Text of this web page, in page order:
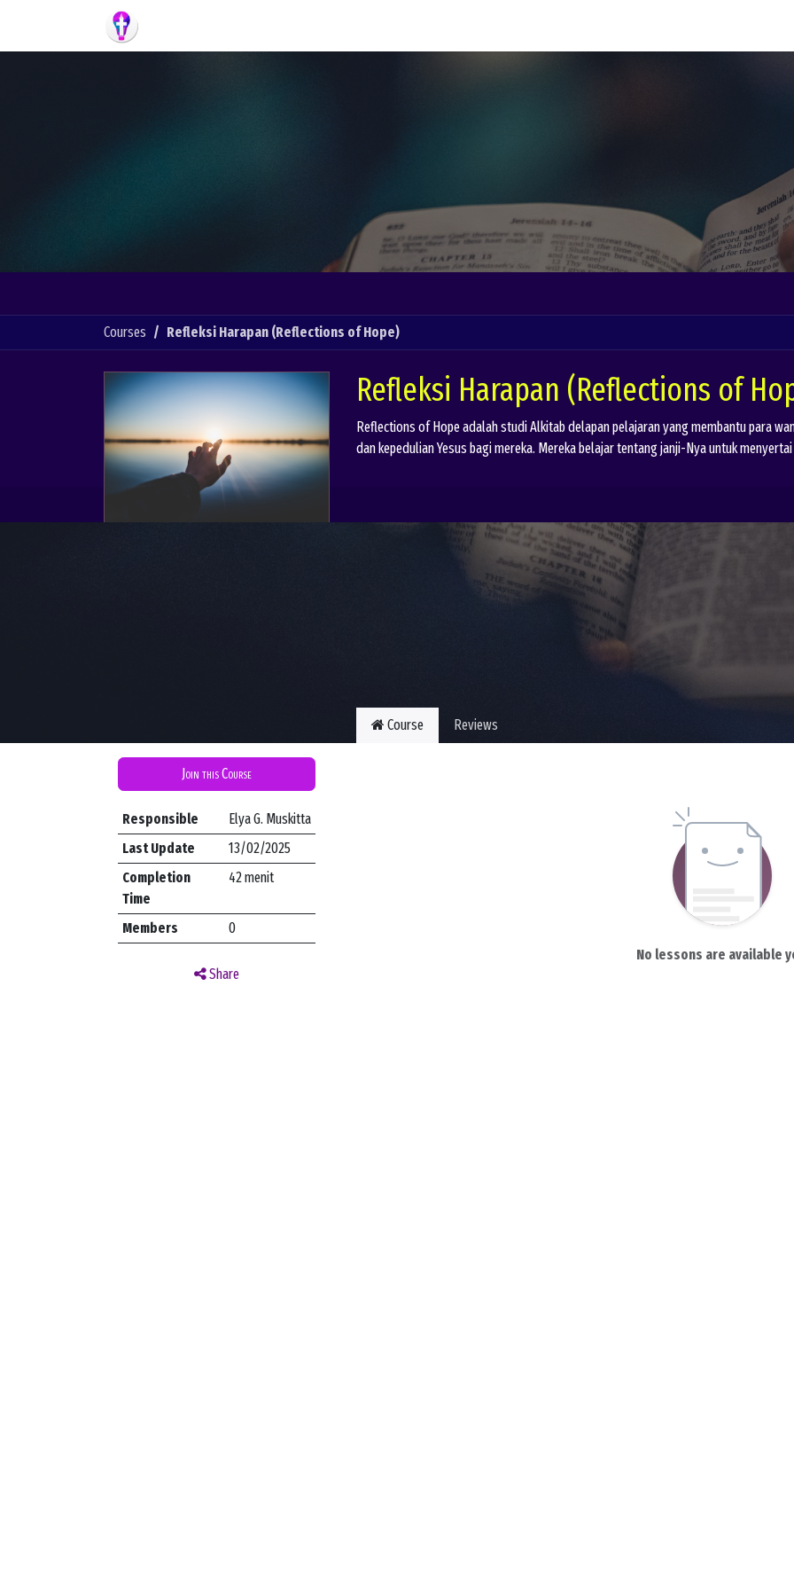
Courses Refleksi Harapan (Reflections of Hope)
Refleksi Harapan (Reflections of
Reflections of Hope adalah studi Alkitab delapan pelajaran yang membantu para
dan kepedulian Yesus bagi mereka. Mereka belajar tentang janji-Nya untuk
Join this Course
Responsible
Elya G. Muskitta
Last Update
13/02/2025
Completion
Time
42 menit
Members 0
Share
Course Reviews
No lessons are available